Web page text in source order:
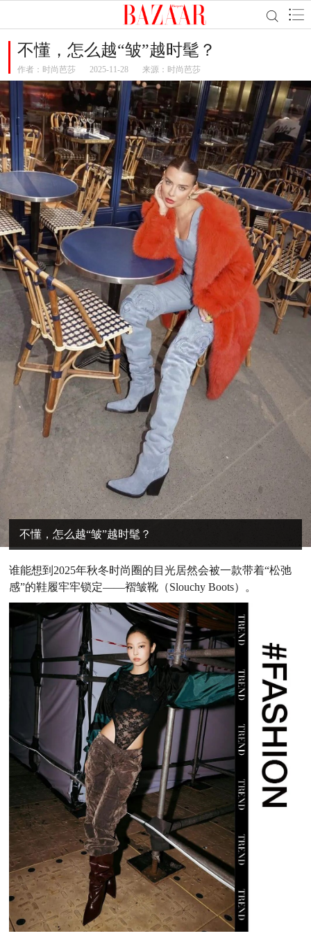
不懂，怎么越“皱”越时髦？
作者： 时尚芭莎 2025-11-28 来源：时尚芭莎
不懂，怎么越“皱”越时髦？
谁能想到2025年秋冬时尚圈的目光居然会被一款带着“松弛
感”的鞋履牢牢锁定——褶皱靴（Slouchy Boots）。